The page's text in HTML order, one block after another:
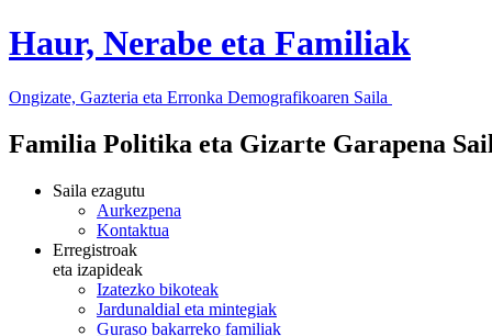
Haur, Nerabe eta Familiak
Ongizate, Gazteria eta Erronka Demografikoaren Saila
Familia Politika eta Gizarte Garapena
Saila ezagutu
Aurkezpena
Kontaktua
Erregistroak
eta izapideak
Izatezko bikoteak
Jardunaldial eta mintegiak
Guraso bakarreko familiak